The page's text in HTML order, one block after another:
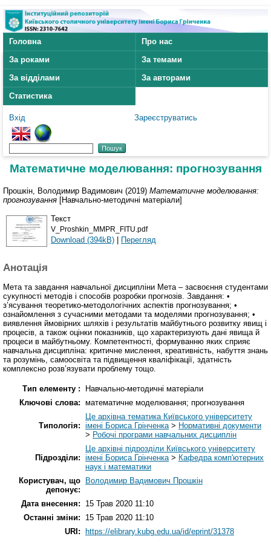
Головна
Про нас
За роками
За темами
За відділами
За авторами
Статистика
Вхід Зареєструватись
Математичне моделювання: прогнозування
Прошкін, Володимир Вадимович (2019) Математичне моделювання:
прогнозування [Навчально-методичні матеріали]
Текст
V_Proshkin_MMPR_FITU.pdf
Download (394kB) | Перегляд
Анотація
Мета та завдання навчальної дисципліни Мета – засвоєння студентами
сукупності методів і способів розробки прогнозів. Завдання: •
з’ясування теоретико-методологічних аспектів прогнозування; •
ознайомлення з сучасними методами та моделями прогнозування; •
виявлення ймовірних шляхів і результатів майбутнього розвитку явищ і
процесів, а також оцінки показників, що характеризують дані явища й
процеси в майбутньому. Компетентності, формуванню яких сприяє
навчальна дисципліна: критичне мислення, креативність, набуття знань
та розумінь, самоосвіта та підвищення кваліфікації, здатність
комплексно розв’язувати проблему тощо.
Тип елементу :
Навчально-методичні матеріали
Ключові слова: математичне моделювання; прогнозування
Типологія:
Це архівна тематика Київського університету
імені Бориса Грінченка> Нормативні документи
> Робочі програми навчальних дисциплін
Підрозділи:
Це архівні підрозділи Київського університету
імені Бориса Грінченка> Кафедра комп'ютерних
наук і математики
Користувач, що
депонує:
Володимир Вадимович Прошкін
Дата внесення:
15 Трав 2020 11:10
Останні зміни:
15 Трав 2020 11:10
URI:
https://elibrary.kubg.edu.ua/id/eprint/31378